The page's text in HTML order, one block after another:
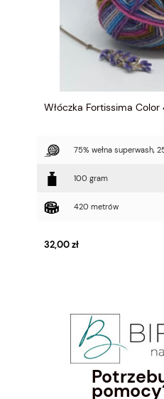
Włóczka Fortissima
75% wełna superwash,
100 gram
420 metrów
32,00 zł